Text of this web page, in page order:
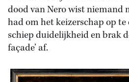
dood van Nero wist niemand
had om het keizerschap op te
schiep duidelijkheid en brak
façade’ af.